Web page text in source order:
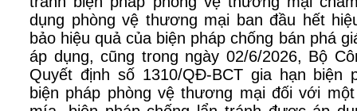
dụng phòng vệ thương mại ban đầu hết
bảo hiệu quả của biện pháp chống bán phá
áp dụng, cũng trong ngày 02/6/2026, Bộ
Quyết định số 1310/QĐ-BCT gia hạn biện
biện pháp phòng vệ thương mại đối với